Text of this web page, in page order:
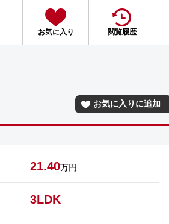
お気に入り 閲覧履歴
お気に入りに追加
21.40万円
3LDK